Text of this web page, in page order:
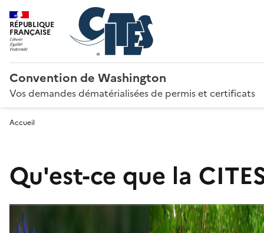
RÉPUBLIQUE
FRANÇAISE
Convention de Washington
Vos demandes dématérialisées de permis et certificats
Accueil
Qu'est-ce que la